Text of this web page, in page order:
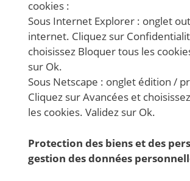
cookies :
Sous Internet Explorer : onglet
internet. Cliquez sur
choisissez Bloquer tous les
sur Ok.
Sous Netscape : onglet édition /
Cliquez sur Avancées et
les cookies. Validez sur Ok.
Protection des biens et des
gestion des données